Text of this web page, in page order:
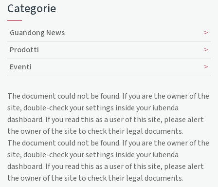
Categorie
Guandong News
Prodotti
Eventi
The document could not be found. If you are the owner of the
site, double-check your settings inside your iubenda
dashboard. If you read this as a user of this site, please alert
the owner of the site to check their legal documents.
The document could not be found. If you are the owner of the
site, double-check your settings inside your iubenda
dashboard. If you read this as a user of this site, please alert
the owner of the site to check their legal documents.